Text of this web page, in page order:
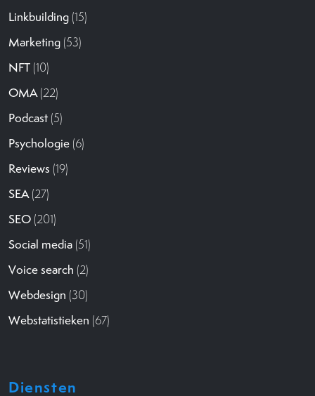
Linkbuilding (15)
Marketing (53)
NFT (10)
OMA(22)
Podcast (5)
Psychologie (6)
Reviews (19)
SEA(27)
SEO (201)
Social media (51)
Voice search (2)
Webdesign (30)
Webstatistieken (67)
Diensten